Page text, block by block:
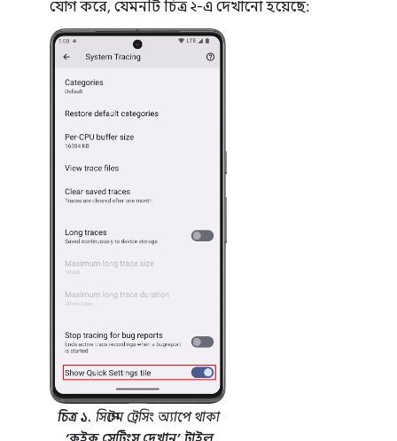
যোগ করে, যেমনটি চিত্র ২-এ দেখানো হয়েছে:
চিত্র ১. সিস্টেম ট্রেসিং অ্যাপে থাকা